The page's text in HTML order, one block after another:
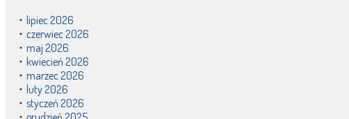
lipiec 2026
czerwiec 2026
maj 2026
kwiecień 2026
marzec 2026
luty 2026
styczeń 2026